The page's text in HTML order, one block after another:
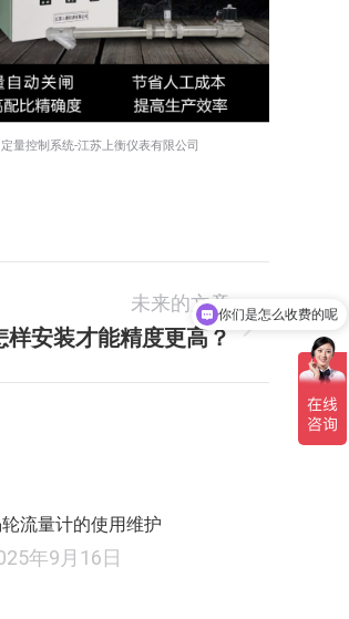
定量控制系统-江苏上衡仪表有限公司
未来的文章
安装才能精度更高？
流量计的使用维护
年9月16日
你们是怎么收费的呢